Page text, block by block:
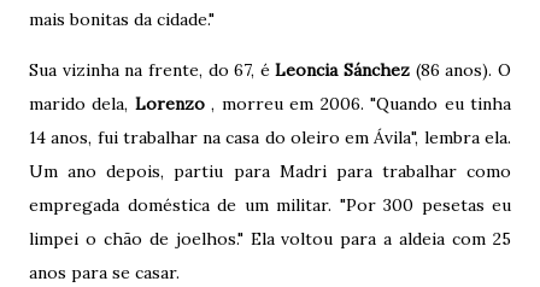
mais bonitas da cidade."
Sua vizinha na frente, do 67, éLeoncia Sánchez (86 anos). O
marido dela, Lorenzo, morreu em 2006. "Quando eu tinha
14 anos, fui trabalhar na casa do oleiro em Ávila", lembra ela.
Um ano depois, partiu para Madri para trabalhar como
empregada doméstica de um militar. "Por 300 pesetas eu
limpei o chão de joelhos." Ela voltou para a aldeia com 25
anos para se casar.